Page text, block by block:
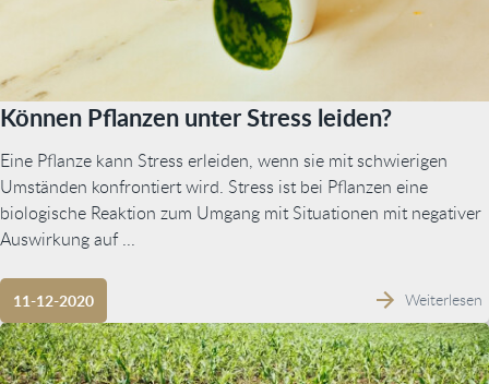
Können Pflanzen unter Stress leiden?
Eine Pflanze kann Stress erleiden, wenn sie mit schwierigen
Umständen konfrontiert wird. Stress ist bei Pflanzen eine
biologische Reaktion zum Umgang mit Situationen mit negativer
Auswirkung auf ...
11-12-2020 Weiterlesen